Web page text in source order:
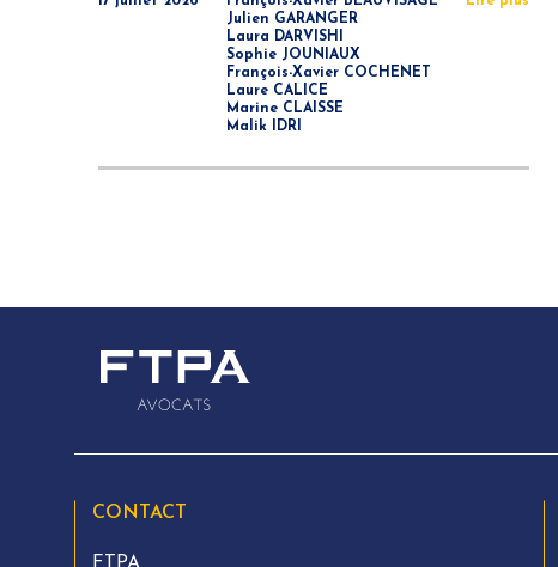
Julien GARANGER
Laura DARVISHI
Sophie JOUNIAUX
François-Xavier COCHENET
Laure CALICE
Marine CLAISSE
Malik IDRI
CONTACT